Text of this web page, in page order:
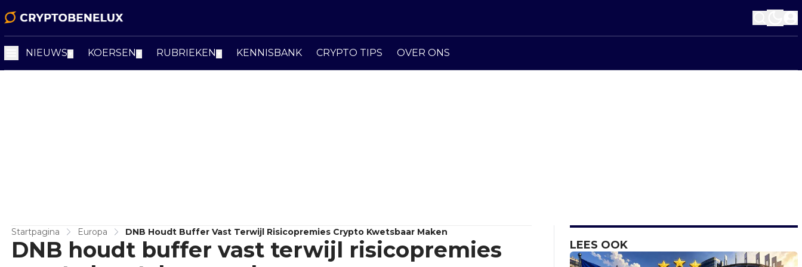
NIEUWS KOERSEN RUBRIEKEN KENNISBANK CRYPTO TIPS OVER ONS
Startpagina Europa DNB Houdt Buffer Vast Terwijl Risicopremies Crypto Kwetsbaar Maken
DNB houdt buffer vast terwijl risicopremies
LEES OOK